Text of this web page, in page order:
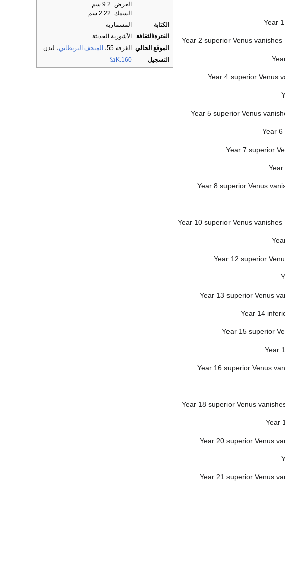
العرض: 9.2 سم
السمك: 2.22 سم
الكتابة
المسمارية
الفترة/الثقافة
الآشورية الحديثة
الموقع الحالي
الغرفة 55، المتحف البريطاني، لندن
التسجيل
K.160
Year
Year 2 superior Venus
Year 4 superior Venus
Year 5 superior Venus
Year 6
Year 7 superior
Year 8 superior Venus
Year 10 superior Venus
Year 12 superior
Year 13 superior Venus
Year 14
Year 15 superior
Year
Year 16 superior Venus
Year 18 superior Venus
Year
Year 20 superior Venus
Year 21 superior Venus